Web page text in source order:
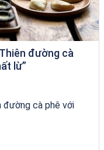
đường cà
lừ”
đường cà phê với